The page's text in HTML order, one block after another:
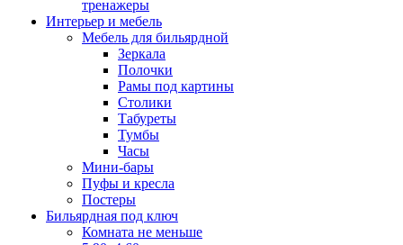
тренажеры
Интерьер и мебель
Мебель для бильярдной
Зеркала
Полочки
Рамы под картины
Столики
Табуреты
Тумбы
Часы
Мини-бары
Пуфы и кресла
Постеры
Бильярдная под ключ
Комната не меньше